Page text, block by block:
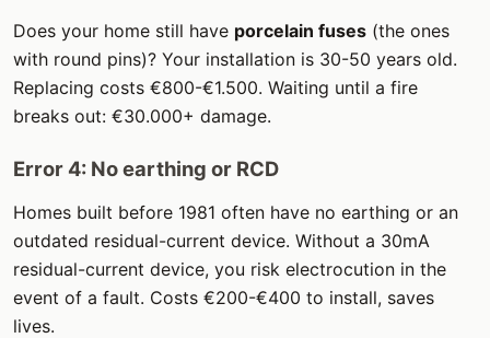
Does your home still have porcelain fuses (the ones
with round pins)? Your installation is 30-50 years old.
Replacing costs €800-€1.500. Waiting until a fire
breaks out: €30.000+ damage.
Error 4: No earthing or RCD
Homes built before 1981 often have no earthing or an
outdated residual-current device. Without a 30mA
residual-current device, you risk electrocution in the
event of a fault. Costs €200-€400 to install, saves
lives.